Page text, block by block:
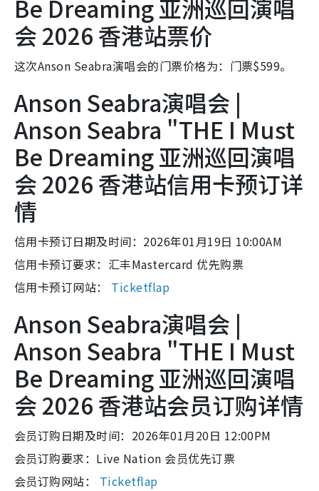
Be Dreaming 亚洲巡回演唱
会 2026 香港站票价
这次Anson Seabra演唱会的门票价格为：门票$599。
Anson Seabra演唱会 |
Anson Seabra "THE I Must
Be Dreaming 亚洲巡回演唱
会 2026 香港站信用卡预订详
情
信用卡预订日期及时间：2026年01月19日 10:00AM
信用卡预订要求：汇丰Mastercard 优先购票
信用卡预订网站： Ticketflap
Anson Seabra演唱会 |
Anson Seabra "THE I Must
Be Dreaming 亚洲巡回演唱
会 2026 香港站会员订购详情
会员订购日期及时间：2026年01月20日 12:00PM
会员订购要求：Live Nation 会员优先订票
会员订购网站： Ticketflap